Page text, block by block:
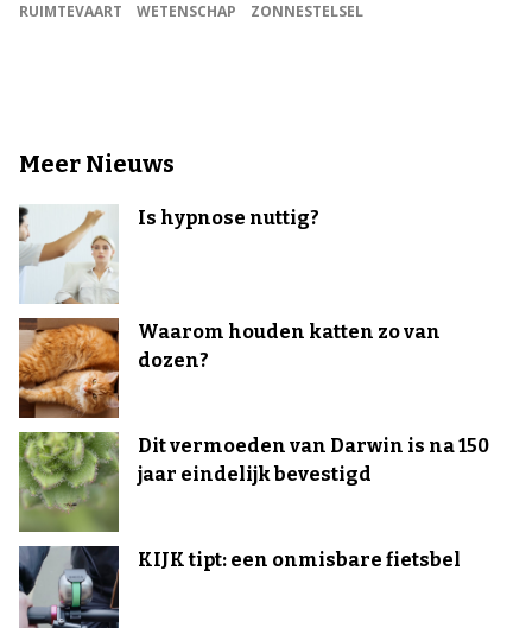
RUIMTEVAART
WETENSCHAP ZONNESTELSEL
Meer Nieuws
Is hypnose nuttig?
Waarom houden katten zo van
dozen?
Dit vermoeden van Darwin is na 150
jaar eindelijk bevestigd
KIJK tipt: een onmisbare fietsbel